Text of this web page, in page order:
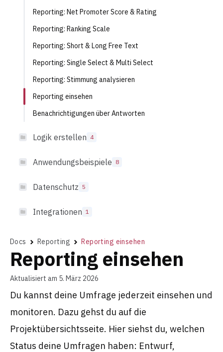
Reporting: Net Promoter Score & Rating
Reporting: Ranking Scale
Reporting: Short & Long Free Text
Reporting: Single Select & Multi Select
Reporting: Stimmung analysieren
Reporting einsehen
Benachrichtigungen über Antworten
Logik erstellen 4
Anwendungsbeispiele 8
Datenschutz 5
Integrationen 1
Docs Reporting Reporting einsehen
Reporting einsehen
Aktualisiert am 5. März 2026
Du kannst deine Umfrage jederzeit einsehen und
monitoren. Dazu gehst du auf die
Projektübersichtsseite. Hier siehst du, welchen
Status deine Umfragen haben: Entwurf,